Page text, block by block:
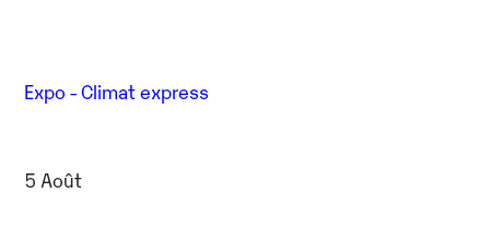
Expo - Climat express
5 Août